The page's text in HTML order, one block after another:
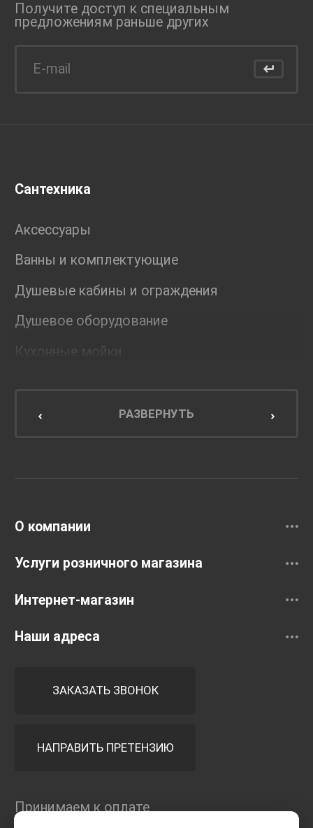
Получите доступ к специальным
предложениям раньше других
Сантехника
Аксессуары
Ванны и комплектующие
Душевые кабины и ограждения
Душевое оборудование
Кухонные мойки
Мебель для кухниРАЗВЕРНУТЬ
О компании
Услуги розничного магазина
Интернет-магазин
Наши адреса
ЗАКАЗАТЬ ЗВОНОК
НАПРАВИТЬ ПРЕТЕНЗИЮ
Принимаем к оплате